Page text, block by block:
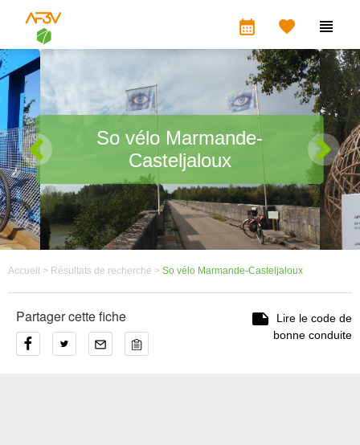
calendar_month  
So vélo Marmande-
Casteljaloux
Accueil > Résultats de recherche > So vélo Marmande-Casteljaloux
Partager cette fiche 
Lire le code de
bonne conduite